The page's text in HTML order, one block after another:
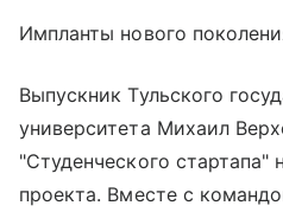
Импланты нового
Выпускник Тульского
университета Михаил
"Студенческого стартапа"
проекта. Вместе с